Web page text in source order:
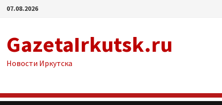
Перейти
07.08.2026
GazetaIrkutsk.ru
Новости Иркутска